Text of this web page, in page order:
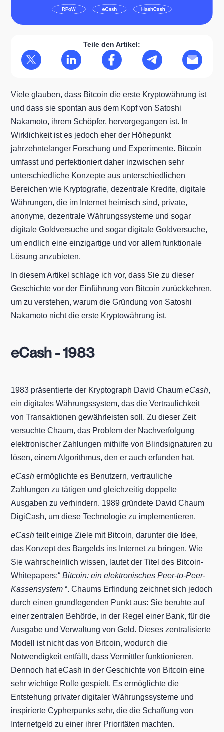
Teile den Artikel:
Viele glauben, dass Bitcoin die erste Kryptowährung ist
und dass sie spontan aus dem Kopf von Satoshi
Nakamoto, ihrem Schöpfer, hervorgegangen ist. In
Wirklichkeit ist es jedoch eher der Höhepunkt
jahrzehntelanger Forschung und Experimente. Bitcoin
umfasst und perfektioniert daher inzwischen sehr
unterschiedliche Konzepte aus unterschiedlichen
Bereichen wie Kryptografie, dezentrale Kredite, digitale
Währungen, die im Internet heimisch sind, private,
anonyme, dezentrale Währungssysteme und sogar
digitale Goldversuche und sogar digitale Goldversuche,
um endlich eine einzigartige und vor allem funktionale
Lösung anzubieten.
In diesem Artikel schlage ich vor, dass Sie zu dieser
Geschichte vor der Einführung von Bitcoin zurückkehren,
um zu verstehen, warum die Gründung von Satoshi
Nakamoto nicht die erste Kryptowährung ist.
eCash - 1983
1983 präsentierte der Kryptograph David ChaumeCash,
ein digitales Währungssystem, das die Vertraulichkeit
von Transaktionen gewährleisten soll. Zu dieser Zeit
versuchte Chaum, das Problem der Nachverfolgung
elektronischer Zahlungen mithilfe von Blindsignaturen zu
lösen, einem Algorithmus, den er auch erfunden hat.
eCashermöglichte es Benutzern, vertrauliche
Zahlungen zu tätigen und gleichzeitig doppelte
Ausgaben zu verhindern. 1989 gründete David Chaum
DigiCash, um diese Technologie zu implementieren.
eCashteilt einige Ziele mit Bitcoin, darunter die Idee,
das Konzept des Bargelds ins Internet zu bringen. Wie
Sie wahrscheinlich wissen, lautet der Titel des Bitcoin-
Whitepapers:“Bitcoin: ein elektronisches Peer-to-Peer-
Kassensystem “. Chaums Erfindung zeichnet sich jedoch
durch einen grundlegenden Punkt aus: Sie beruhte auf
einer zentralen Behörde, in der Regel einer Bank, für die
Ausgabe und Verwaltung von Geld. Dieses zentralisierte
Modell ist nicht das von Bitcoin, wodurch die
Notwendigkeit entfällt, dass Vermittler funktionieren.
Dennoch hat eCash in der Geschichte von Bitcoin eine
sehr wichtige Rolle gespielt. Es ermöglichte die
Entstehung privater digitaler Währungssysteme und
inspirierte Cypherpunks sehr, die die Schaffung von
Internetgeld zu einer ihrer Prioritäten machten.